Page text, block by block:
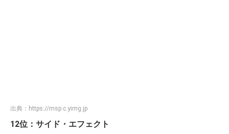
出典： https://msp.c.yimg.jp
12位：サイド・エフェクト